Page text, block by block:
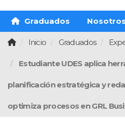
Graduados Nosotros
Inicio Graduados
Estudiante UDES aplica
planificación estratégica y
optimiza procesos en GRL